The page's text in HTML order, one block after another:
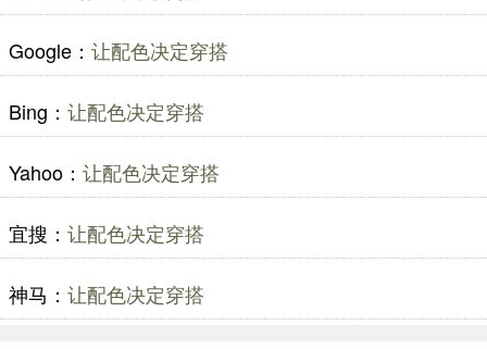
Google： 让配色决定穿搭
Bing： 让配色决定穿搭
Yahoo： 让配色决定穿搭
宜搜： 让配色决定穿搭
神马： 让配色决定穿搭